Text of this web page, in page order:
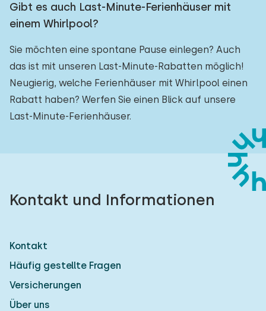
Gibt es auch Last-Minute-Ferienhäuser mit
einem Whirlpool?
Sie möchten eine spontane Pause einlegen? Auch
das ist mit unseren Last-Minute-Rabatten möglich!
Neugierig, welche Ferienhäuser mit Whirlpool einen
Rabatt haben? Werfen Sie einen Blick auf unsere
Last-Minute-Ferienhäuser.
Kontakt und Informationen
Kontakt
Häufig gestellte Fragen
Versicherungen
Über uns